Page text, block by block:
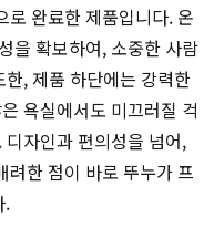
로 완료한 제품입니다. 온
을 확보하여, 소중한 사람
, 제품 하단에는 강력한
욕실에서도 미끄러질 걱
자인과 편의성을 넘어,
려한 점이 바로 뚜누가 프
.